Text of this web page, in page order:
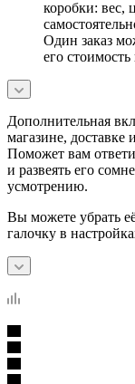
коробки: вес,
Один заказ
его
Дополнительная
магазине, доставке
Поможет вам
и развеять его
усмотрению.
Вы можете убрать
галочку в